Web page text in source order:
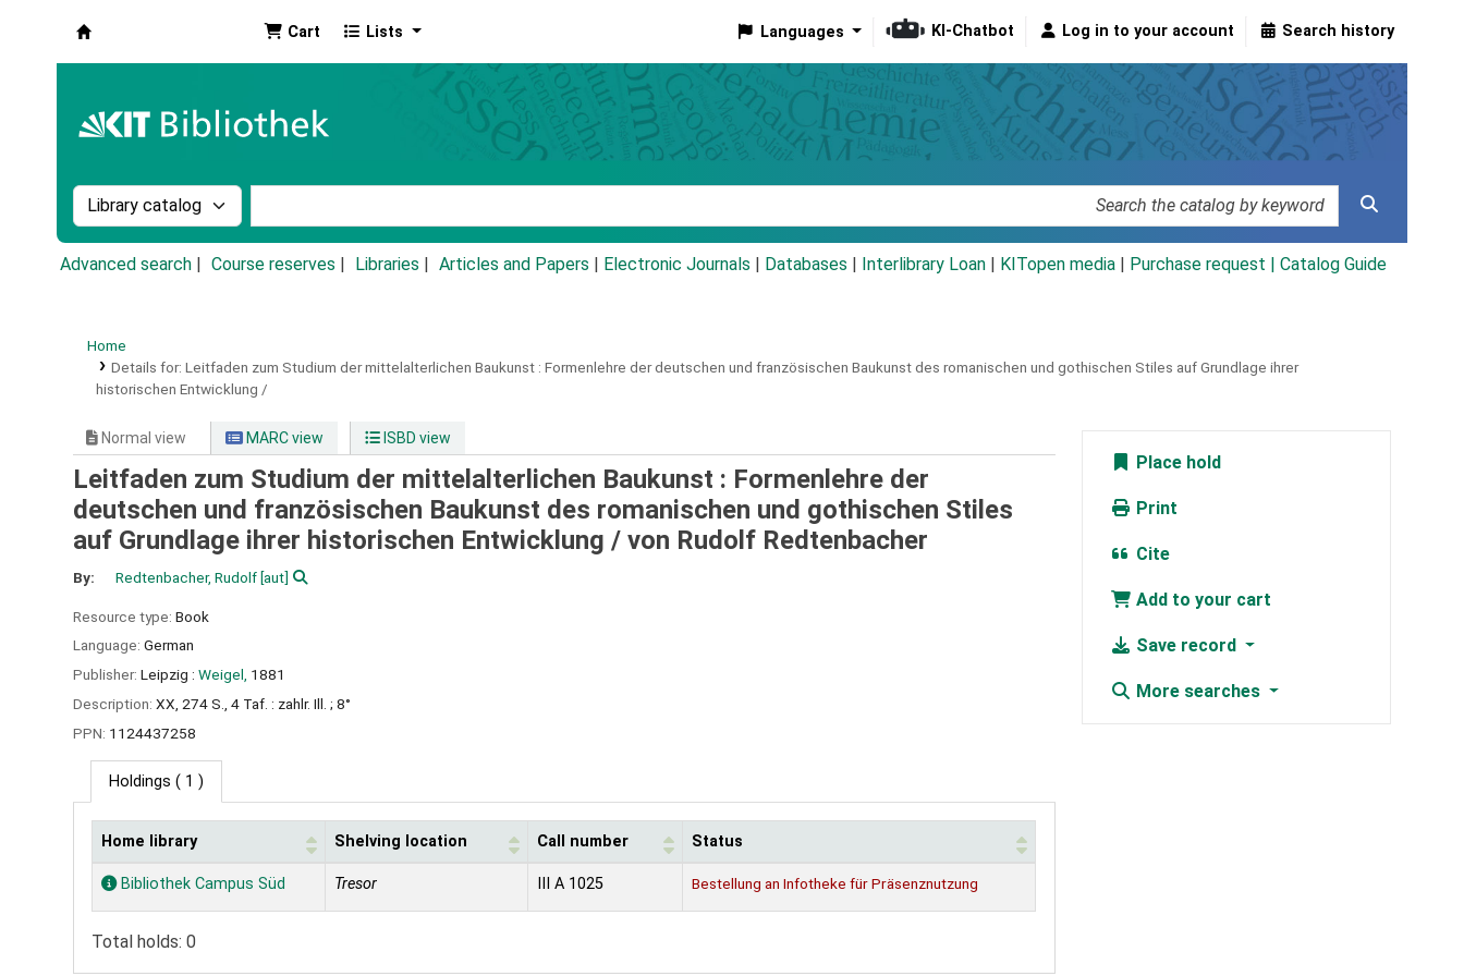
Cart Lists Languages KI-Chatbot Log in to your account Search history
Search the catalog by:
Advanced search Course reserves Libraries Articles and Papers Electronic Journals Databases Interlibrary Loan KITopen media Purchase request | Catalog Guide
Home
Details for: Leitfaden zum Studium der mittelalterlichen Baukunst : Formenlehre der deutschen und französischen Baukunst des romanischen und gothischen Stiles auf Grundlage ihrer
historischen Entwicklung /
Normal view MARC view ISBD view
Leitfaden zum Studium der mittelalterlichen Baukunst : Formenlehre der
deutschen und französischen Baukunst des romanischen und gothischen Stiles
auf Grundlage ihrer historischen Entwicklung / von Rudolf Redtenbacher
By: Redtenbacher, Rudolf[aut]
Resource type: Book
Language: German
Publisher: Leipzig : Weigel, 1881
Description: XX, 274 S., 4 Taf. : zahlr. Ill. ; 8°
PPN: 1124437258
Holdings ( 1 )
Holdings
Home library Shelving location Call number Status
Bibliothek Campus Süd Tresor III A 1025 Bestellung an Infotheke für Präsenznutzung
Total holds: 0
Place hold
Print
Cite
Add to your cart
Save record
More searches